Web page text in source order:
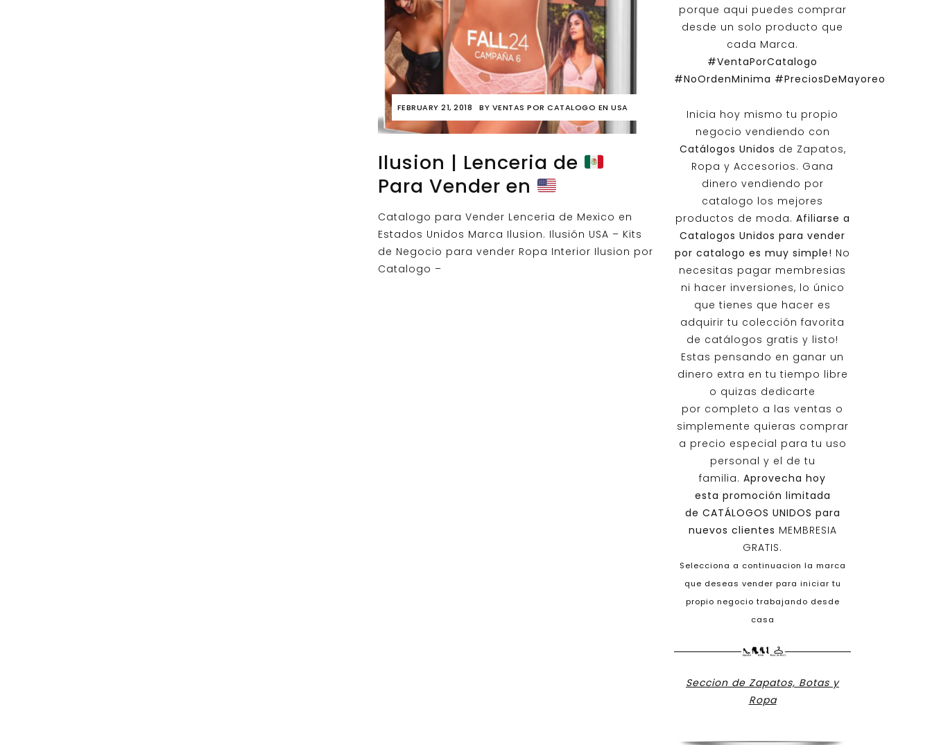
FEBRUARY 21, 2018 BY VENTAS POR CATALOGO EN USA
Ilusion | Lenceria de
Para Vender en
Catalogo para Vender Lenceria de Mexico en
Estados Unidos Marca Ilusion. Ilusión USA – Kits
de Negocio para vender Ropa Interior Ilusion por
Catalogo –
porque aqui puedes comprar
desde un solo producto que
cada Marca.
#VentaPorCatalogo
#NoOrdenMinima #PreciosDeMayoreo
Inicia hoy mismo tu propio
negocio vendiendo con
Catálogos Unidos de Zapatos,
Ropa y Accesorios. Gana
dinero vendiendo por
catalogo los mejores
productos de moda. Afiliarse a
Catalogos Unidos para vender
por catalogo es muy simple! No
necesitas pagar membresias
ni hacer inversiones, lo único
que tienes que hacer es
adquirir tu colección favorita
de catálogos gratis y listo!
Estas pensando en ganar un
dinero extra en tu tiempo libre
o quizas dedicarte
por completo a las ventas o
simplemente quieras comprar
a precio especial para tu uso
personal y el de tu
familia. Aprovecha hoy
esta promoción limitada
de CATÁLOGOS UNIDOS para
nuevos clientes MEMBRESIA
GRATIS.
Selecciona a continuacion la marca
que deseas vender para iniciar tu
propio negocio trabajando desde
casa
Seccion de Zapatos, Botas y
Ropa